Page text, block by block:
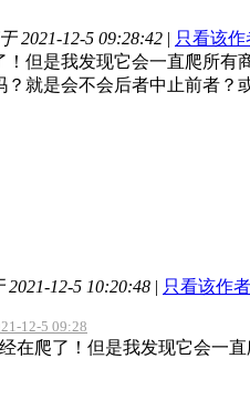
2021-12-5 09:28:42 | 只看该作
！但是我发现它会一直爬所
？就是会不会后者中止前者？
2021-12-5 10:20:48 | 只看该作者
12-5 09:28
在爬了！但是我发现它会一